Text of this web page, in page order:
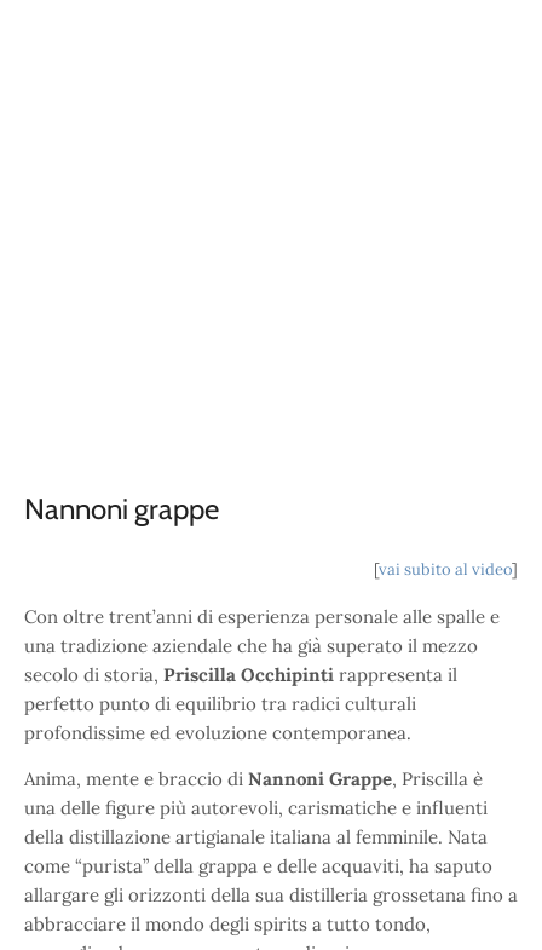
Nannoni grappe
[vai subito al video]
Con oltre trent’anni di esperienza personale alle spalle e
una tradizione aziendale che ha già superato il mezzo
secolo di storia, Priscilla Occhipinti rappresenta il
perfetto punto di equilibrio tra radici culturali
profondissime ed evoluzione contemporanea.
Anima, mente e braccio di Nannoni Grappe, Priscilla è
una delle figure più autorevoli, carismatiche e influenti
della distillazione artigianale italiana al femminile. Nata
come “purista” della grappa e delle acquaviti, ha saputo
allargare gli orizzonti della sua distilleria grossetana fino a
abbracciare il mondo degli spirits a tutto tondo,